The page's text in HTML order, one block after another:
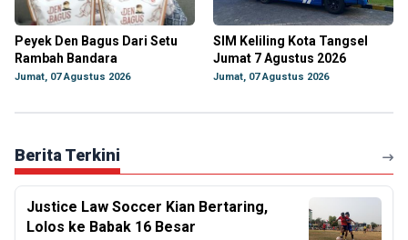
Peyek Den Bagus Dari Setu
Rambah Bandara
Jumat, 07 Agustus 2026
SIM Keliling Kota Tangsel
Jumat 7 Agustus 2026
Jumat, 07 Agustus 2026
Berita Terkini
Justice Law Soccer Kian Bertaring,
Lolos ke Babak 16 Besar